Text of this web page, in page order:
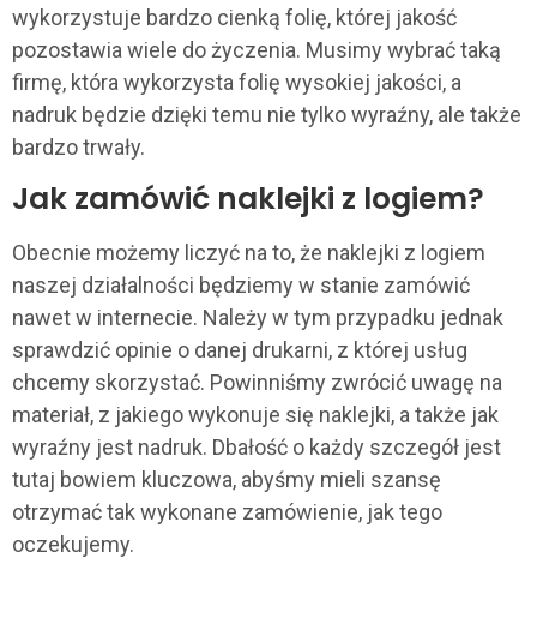
wykorzystuje bardzo cienką folię, której jakość
pozostawia wiele do życzenia. Musimy wybrać taką
firmę, która wykorzysta folię wysokiej jakości, a
nadruk będzie dzięki temu nie tylko wyraźny, ale także
bardzo trwały.
Jak zamówić naklejki z logiem?
Obecnie możemy liczyć na to, że naklejki z logiem
naszej działalności będziemy w stanie zamówić
nawet w internecie. Należy w tym przypadku jednak
sprawdzić opinie o danej drukarni, z której usług
chcemy skorzystać. Powinniśmy zwrócić uwagę na
materiał, z jakiego wykonuje się naklejki, a także jak
wyraźny jest nadruk. Dbałość o każdy szczegół jest
tutaj bowiem kluczowa, abyśmy mieli szansę
otrzymać tak wykonane zamówienie, jak tego
oczekujemy.